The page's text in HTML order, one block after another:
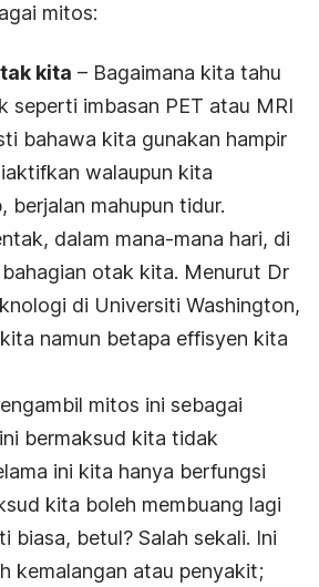
mitos:
kita – Bagaimana kita tahu
seperti imbasan PET atau MRI
bahawa kita gunakan hampir
walaupun kita
mahupun tidur.
dalam mana-mana hari, di
otak kita. Menurut Dr
di Universiti Washington,
namun betapa effisyen kita
mitos ini sebagai
bermaksud kita tidak
ini kita hanya berfungsi
kita boleh membuang lagi
betul? Salah sekali. Ini
kemalangan atau penyakit;